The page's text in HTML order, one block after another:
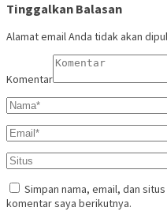
Tinggalkan Balasan
Alamat email Anda tidak akan
Komentar
Simpan nama, email, dan
komentar saya berikutnya.